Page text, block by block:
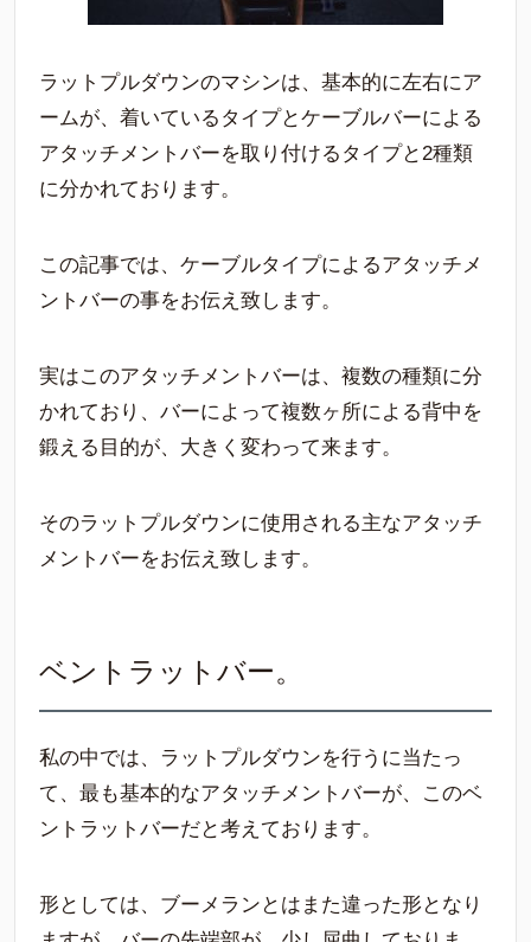
ラットプルダウンのマシンは、基本的に左右にア
ームが、着いているタイプとケーブルバーによる
アタッチメントバーを取り付けるタイプと2種類
に分かれております。
この記事では、ケーブルタイプによるアタッチメ
ントバーの事をお伝え致します。
実はこのアタッチメントバーは、複数の種類に分
かれており、バーによって複数ヶ所による背中を
鍛える目的が、大きく変わって来ます。
そのラットプルダウンに使用される主なアタッチ
メントバーをお伝え致します。
ベントラットバー。
私の中では、ラットプルダウンを行うに当たっ
て、最も基本的なアタッチメントバーが、このベ
ントラットバーだと考えております。
形としては、ブーメランとはまた違った形となり